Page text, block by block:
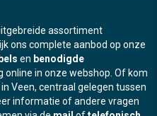
assortiment
ons complete aanbod op onze
en benodigde
online in onze webshop. Of kom
Veen, centraal gelegen tussen
informatie of andere vragen